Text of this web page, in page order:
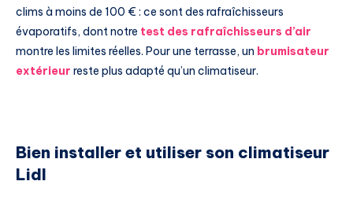
clims à moins de 100 € : ce sont des rafraîchisseurs
évaporatifs, dont notre test des rafraîchisseurs d’air
montre les limites réelles. Pour une terrasse, un brumisateur
extérieur reste plus adapté qu’un climatiseur.
Bien installer et utiliser son climatiseur
Lidl